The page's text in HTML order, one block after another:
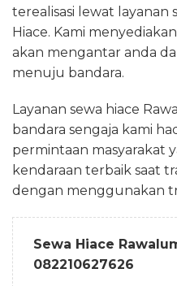
terealisasi lewat layanan
Hiace. Kami
akan mengantar anda
menuju bandara.
Layanan sewa hiace
bandara sengaja kami
permintaan masyarakat
kendaraan terbaik saat
dengan menggunakan
Sewa Hiace
082210627626